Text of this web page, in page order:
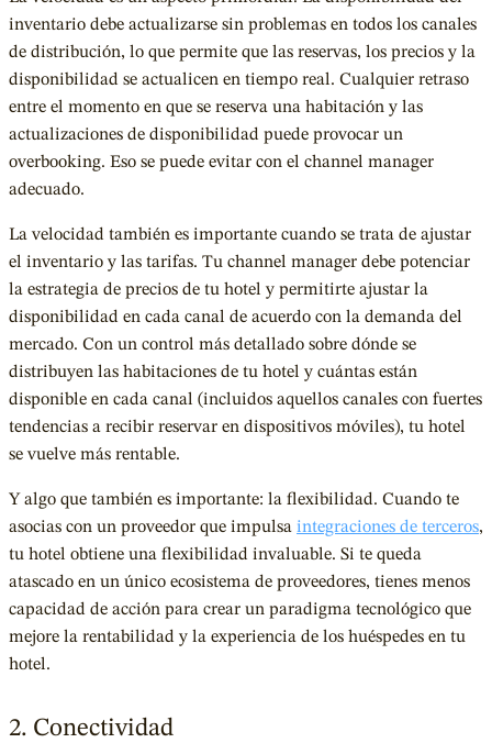
inventario debe actualizarse sin problemas en todos los canales
de distribución, lo que permite que las reservas, los precios y la
disponibilidad se actualicen en tiempo real. Cualquier retraso
entre el momento en que se reserva una habitación y las
actualizaciones de disponibilidad puede provocar un
overbooking. Eso se puede evitar con el channel manager
adecuado.
La velocidad también es importante cuando se trata de ajustar
el inventario y las tarifas. Tu channel manager debe potenciar
la estrategia de precios de tu hotel y permitirte ajustar la
disponibilidad en cada canal de acuerdo con la demanda del
mercado. Con un control más detallado sobre dónde se
distribuyen las habitaciones de tu hotel y cuántas están
disponible en cada canal (incluidos aquellos canales con fuertes
tendencias a recibir reservar en dispositivos móviles), tu hotel
se vuelve más rentable.
Y algo que también es importante: la flexibilidad. Cuando te
asocias con un proveedor que impulsa integraciones de terceros,
tu hotel obtiene una flexibilidad invaluable. Si te queda
atascado en un único ecosistema de proveedores, tienes menos
capacidad de acción para crear un paradigma tecnológico que
mejore la rentabilidad y la experiencia de los huéspedes en tu
hotel.
2. Conectividad